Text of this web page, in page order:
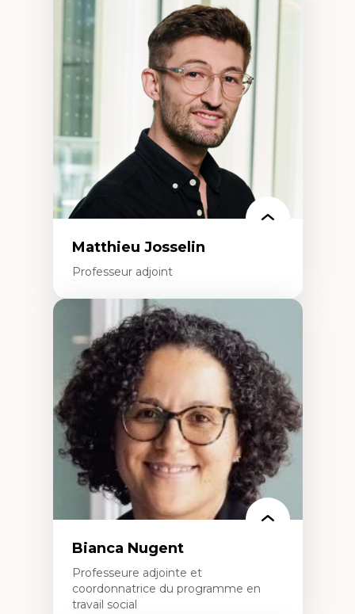
Neuropsychiatrie et neurosciences
Direction d'essais cliniques
Analyse des politiques et pratiques en santé
mentale
Développement de protocoles d'essais
cliniques
Collaboration interfonctionnelle
Leadership en recherche clinique
Développement de cadres politiques
Collaboration avec des entreprises
pharmaceutiques
Rédaction de publications et de rapports
politiques
Enseignement et mentorat
Matthieu Josselin
Professeur adjoint
Expertises
Ethnographie critique des environnements
d’apprentissage des étudiant.e.s
Approche transdisciplinaire des
compétences socioaffectives et
interculturelles
Didactique des langues secondes et
compétence pragmatique
Andragogie
Méthodologies de recherche qualitative
Bianca Nugent
Professeure adjointe et
coordonnatrice du programme en
travail social